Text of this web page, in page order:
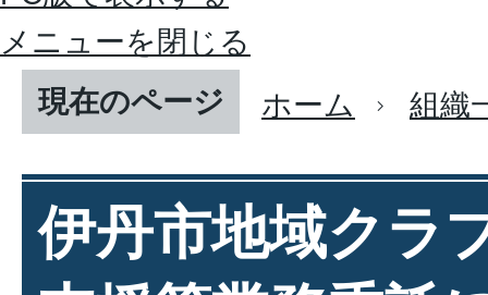
メニューを閉じる
現在のページ
ホーム 組織
伊丹市地域クラ